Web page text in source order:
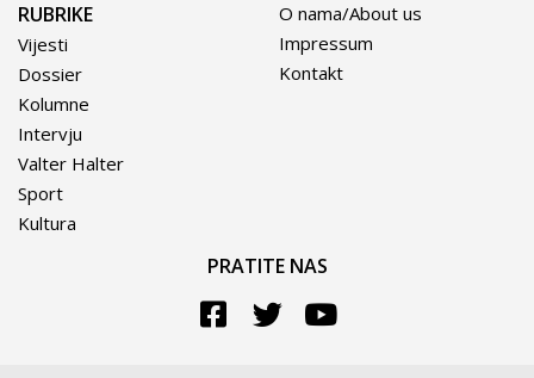
RUBRIKE
Vijesti
Dossier
Kolumne
Intervju
Valter Halter
Sport
Kultura
O nama/About us
Impressum
Kontakt
PRATITE NAS